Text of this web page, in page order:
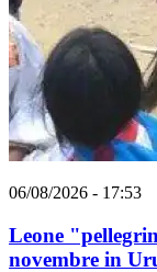
06/08/2026 - 17:53
Leone
novembre in